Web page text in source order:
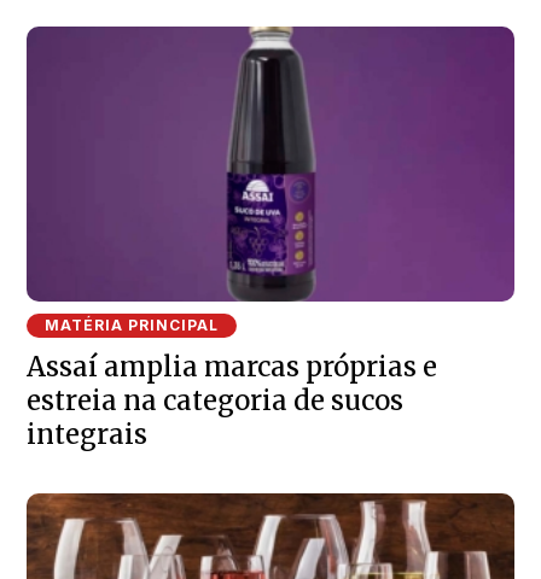
MATÉRIA PRINCIPAL
Assaí amplia marcas próprias e
estreia na categoria de sucos
integrais